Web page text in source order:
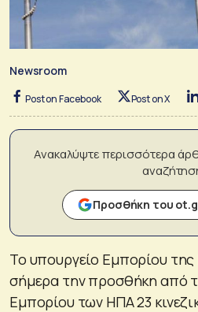
Newsroom
Post on Facebook Post on X
Ανακαλύψτε περισσότερα
Προσθήκη του
Το υπουργείο Εμπορίου της
σήμερα την προσθήκη από
Εμπορίου των ΗΠΑ 23